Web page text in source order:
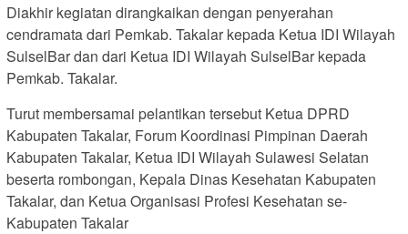
Diakhir kegiatan dirangkaikan dengan penyerahan
cendramata dari Pemkab. Takalar kepada Ketua IDI Wilayah
SulselBar dan dari Ketua IDI Wilayah SulselBar kepada
Pemkab. Takalar.
Turut membersamai pelantikan tersebut Ketua DPRD
Kabupaten Takalar, Forum Koordinasi Pimpinan Daerah
Kabupaten Takalar, Ketua IDI Wilayah Sulawesi Selatan
beserta rombongan, Kepala Dinas Kesehatan Kabupaten
Takalar, dan Ketua Organisasi Profesi Kesehatan se-
Kabupaten Takalar